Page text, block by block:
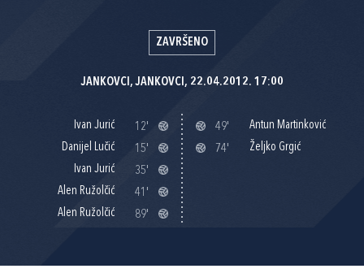
ZAVRŠENO
JANKOVCI, JANKOVCI, 22.04.2012. 17:00
Ivan Jurić
12'
Danijel Lučić
15'
Ivan Jurić
35'
Alen Ružolčić
41'
Alen Ružolčić
89'
49'
Antun Martinković
74'
Željko Grgić